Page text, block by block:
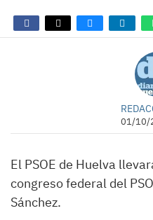
01/10/
El PSOE de Huelva
congreso federal del
Sánchez.